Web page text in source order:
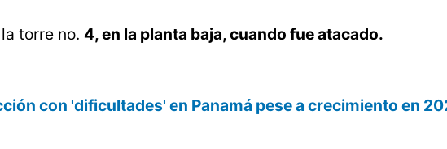
torre no. 4, en la planta baja, cuando fue atacado.
con 'dificultades' en Panamá pese a crecimiento en